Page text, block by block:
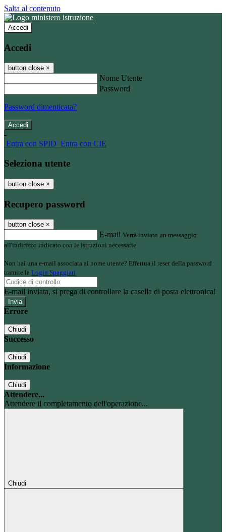
Salta al contenuto
Accedi
Accedi
button close ×
Nome Utente
Password
Password dimenticata?
-
Entra con SPID Entra con CIE
Seleziona utente
button close ×
Recupero password
button close ×
E-mail Verrà inviato un messaggio
all'indirizzo indicato con le istruzioni necessarie.
Non hai una e-mail associata al nome utente? Effettua il reset della password
tramite la Login Spaggiari
E-mail inviata, si prega di controllare la casella di posta elettronica!
Errore
Chiudi
Successo
Chiudi
Informazione
Chiudi
Attendere...
Attendere il completamento dell'operazione...
Chiudi